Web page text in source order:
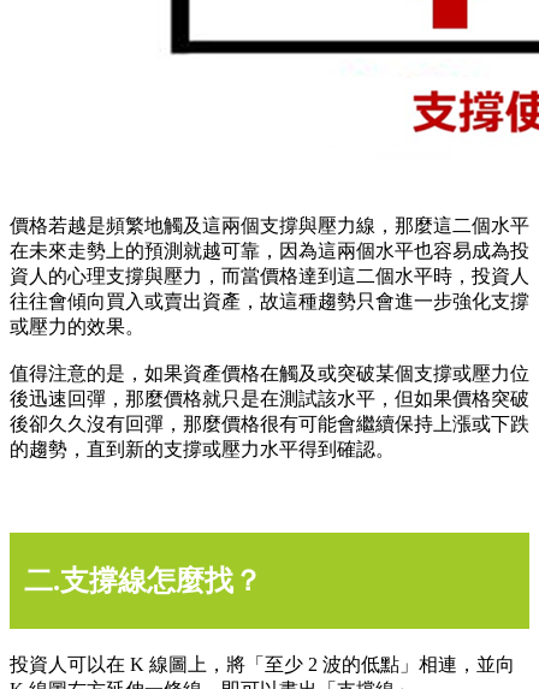
價格若越是頻繁地觸及這兩個支撐與壓力線，那麼這二個水平
在未來走勢上的預測就越可靠，因為這兩個水平也容易成為投
資人的心理支撐與壓力，而當價格達到這二個水平時，投資人
往往會傾向買入或賣出資產，故這種趨勢只會進一步強化支撐
或壓力的效果。
值得注意的是，如果資產價格在觸及或突破某個支撐或壓力位
後迅速回彈，那麼價格就只是在測試該水平，但如果價格突破
後卻久久沒有回彈，那麼價格很有可能會繼續保持上漲或下跌
的趨勢，直到新的支撐或壓力水平得到確認。
二.支撐線怎麼找？
投資人可以在 K 線圖上，將「至少 2 波的低點」相連，並向